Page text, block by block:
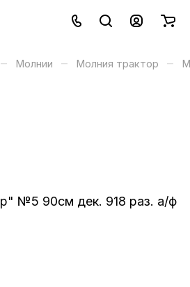
– Молнии – Молния трактор –